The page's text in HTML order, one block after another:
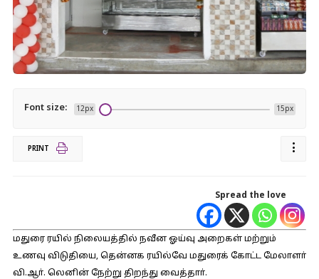
Font size: 12px 15px
PRINT
Spread the love
மதுரை ரயில் நிலையத்தில் நவீன ஓய்வு அறைகள் மற்றும்
உணவு விடுதியை, தென்னக ரயில்வே மதுரைக் கோட்ட மேலாளா்
வி.ஆா். லெனின் நேற்று திறந்து வைத்தாா்.